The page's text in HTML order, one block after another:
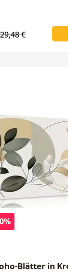
29,48 €
Blätter in